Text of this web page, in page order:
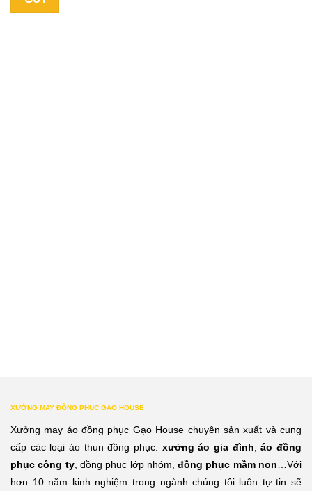
XƯỞNG MAY ĐỒNG PHỤC GẠO HOUSE
Xưởng may áo đồng phục Gạo House chuyên sản xuất và cung
cấp các loại áo thun đồng phục: xưởng áo gia đình ,áo đồng
phục công ty, đồng phục lớp nhóm,đồng phục mầm non …Với
hơn 10 năm kinh nghiệm trong ngành chúng tôi luôn tự tin sẽ